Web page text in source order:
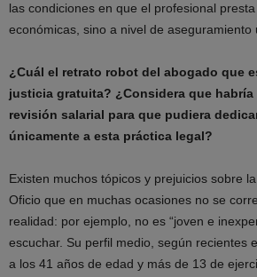
las condiciones en que el profesional
económicas, sino a nivel de aseguramiento
¿Cuál el retrato robot del abogado que
justicia gratuita? ¿Considera que habría
revisión salarial para que pudiera
únicamente a esta práctica legal?
Existen muchos tópicos y prejuicios sobre
Oficio que en muchas ocasiones no se
realidad: por ejemplo, no es “joven e
escuchar. Su perfil medio, según recientes
a los 41 años de edad y más de 13 de